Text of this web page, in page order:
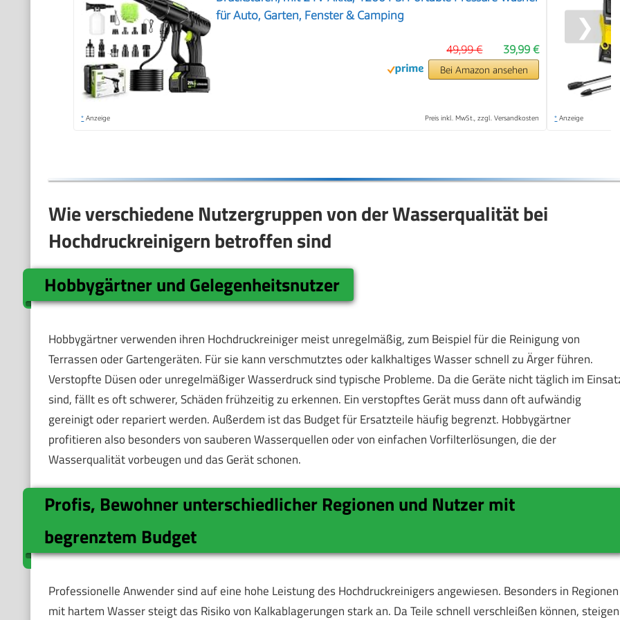
für Auto, Garten, Fenster & Camping
39,99 €
49,99 €
Bei Amazon ansehen
* Anzeige Preis inkl. MwSt., zzgl. Versandkosten * Anzeige
❯
Wie verschiedene Nutzergruppen von der Wasserqualität bei
Hochdruckreinigern betroffen sind
Hobbygärtner und Gelegenheitsnutzer
Hobbygärtner verwenden ihren Hochdruckreiniger meist unregelmäßig, zum Beispiel für die Reinigung von
Terrassen oder Gartengeräten. Für sie kann verschmutztes oder kalkhaltiges Wasser schnell zu Ärger führen.
Verstopfte Düsen oder unregelmäßiger Wasserdruck sind typische Probleme. Da die Geräte nicht täglich im
sind, fällt es oft schwerer, Schäden frühzeitig zu erkennen. Ein verstopftes Gerät muss dann oft aufwändig
gereinigt oder repariert werden. Außerdem ist das Budget für Ersatzteile häufig begrenzt. Hobbygärtner
profitieren also besonders von sauberen Wasserquellen oder von einfachen Vorfilterlösungen, die der
Wasserqualität vorbeugen und das Gerät schonen.
Profis, Bewohner unterschiedlicher Regionen und Nutzer mit
begrenztem Budget
Professionelle Anwender sind auf eine hohe Leistung des Hochdruckreinigers angewiesen. Besonders in Regionen
mit hartem Wasser steigt das Risiko von Kalkablagerungen stark an. Da Teile schnell verschleißen können, steigen